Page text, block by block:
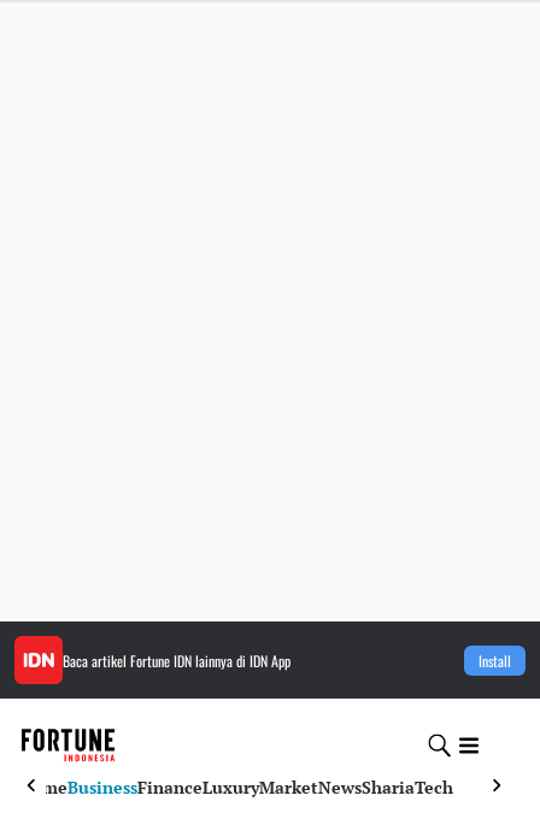
Baca artikel Fortune IDNlainnya di IDN App Install
HomeBusinessFinanceLuxuryMarketNewsShariaTech